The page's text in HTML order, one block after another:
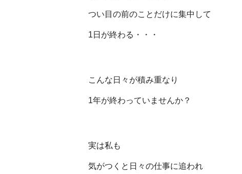
つい目の前のことだけに集中して
1日が終わる・・・
こんな日々が積み重なり
1年が終わっていませんか？
実は私も
気がつくと日々の仕事に追われ